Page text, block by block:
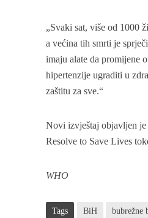
„Svaki sat, više od 1000
a većina tih smrti je
imaju alate da promijene
hipertenzije ugraditi u
zaštitu za sve.“
Novi izvještaj objavljen
Resolve to Save Lives
WHO
Tags BiH bubrežne